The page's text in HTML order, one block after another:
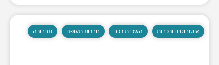
אוטובוסים ורכבות השכרת רכב חברות תעופה תחבורה